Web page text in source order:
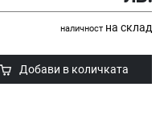
наличност на склад
Добави в количката